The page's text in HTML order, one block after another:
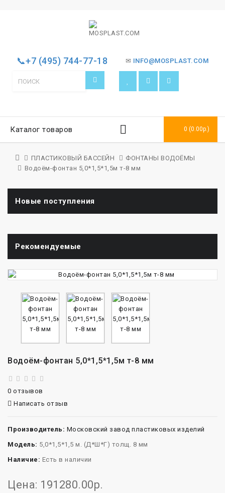
📞+7 (495) 744-77-18 ✉ INFO@MOSPLAST.COM
0 (0.00р.)
Каталог товаров
ПЛАСТИКОВЫЙ БАССЕЙН
ФОНТАНЫ ВОДОЁМЫ
Водоём-фонтан 5,0*1,5*1,5м т-8 мм
Новые поступления
Рекомендуемые
Водоём-фонтан 5,0*1,5*1,5м т-8 мм
0 отзывов
Написать отзыв
Производитель: Московский завод пластиковых изделий
Модель: 5,0*1,5*1,5 м. (Д*Ш*Г) толщ. 8 мм
Наличие: Есть в наличии
Цена: 191280.00р.